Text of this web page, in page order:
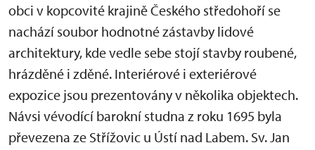
obci v kopcovité krajině Českého středohoří se
nachází soubor hodnotné zástavby lidové
architektury, kde vedle sebe stojí stavby roubené,
hrázděné i zděné. Interiérové i exteriérové
expozice jsou prezentovány v několika objektech.
Návsi vévodící barokní studna z roku 1695 byla
převezena ze Střížovic u Ústí nad Labem. Sv. Jan